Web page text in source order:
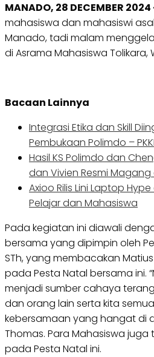
MANADO, 28 DECEMBER
mahasiswa dan mahasiswi
Manado, tadi malam
di Asrama Mahasiswa Tolikara,
Bacaan Lainnya
Integrasi Etika dan Skill
Pembukaan Polimdo –
Hasil KS Polimdo dan
dan Vivien Resmi Magang
Axioo Rilis Lini Laptop
Pelajar dan Mahasiswa
Pada kegiatan ini diawali
bersama yang dipimpin oleh
STh, yang membacakan
pada Pesta Natal bersama ini.
menjadi sumber cahaya
dan orang lain serta kita
kebersamaan yang hangat di
Thomas. Para Mahasiswa
pada Pesta Natal ini.